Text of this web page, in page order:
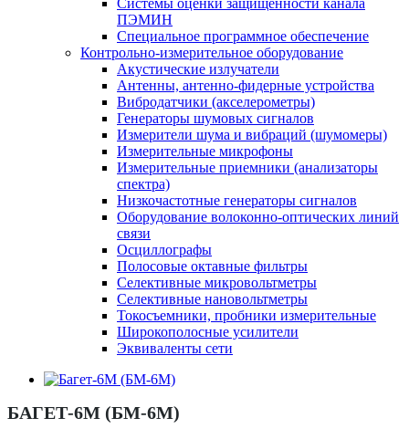
ПЭМИН
Специальное программное обеспечение
Контрольно-измерительное оборудование
Акустические излучатели
Антенны, антенно-фидерные устройства
Вибродатчики (акселерометры)
Генераторы шумовых сигналов
Измерители шума и вибраций (шумомеры)
Измерительные микрофоны
Измерительные приемники (анализаторы
спектра)
Низкочастотные генераторы сигналов
Оборудование волоконно-оптических линий
связи
Осциллографы
Полосовые октавные фильтры
Селективные микровольтметры
Селективные нановольтметры
Токосъемники, пробники измерительные
Широкополосные усилители
Эквиваленты сети
БАГЕТ-6М (БМ-6М)